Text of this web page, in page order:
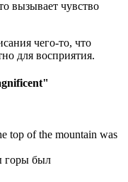
вызывает чувство
чего-то, что
для восприятия.
top of the mountain was
горы был